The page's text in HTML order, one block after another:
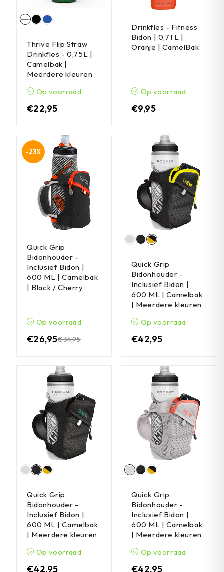
Thrive Flip Straw
Drinkfles - 0,75L |
Camelbak |
Meerdere kleuren
Op voorraad
€22,95
Drinkfles - Fitness
Bidon | 0,71 L |
Oranje | CamelBak
Op voorraad
€9,95
-23%
Quick Grip
Bidonhouder -
Inclusief Bidon |
600 ML | Camelbak
| Black / Cherry
Op voorraad
€34,95
€26,95
Quick Grip
Bidonhouder -
Inclusief Bidon |
600 ML | Camelbak
| Meerdere kleuren
Op voorraad
€42,95
Quick Grip
Bidonhouder -
Inclusief Bidon |
600 ML | Camelbak
| Meerdere kleuren
Op voorraad
€42,95
Quick Grip
Bidonhouder -
Inclusief Bidon |
600 ML | Camelbak
| Meerdere kleuren
Op voorraad
€42,95